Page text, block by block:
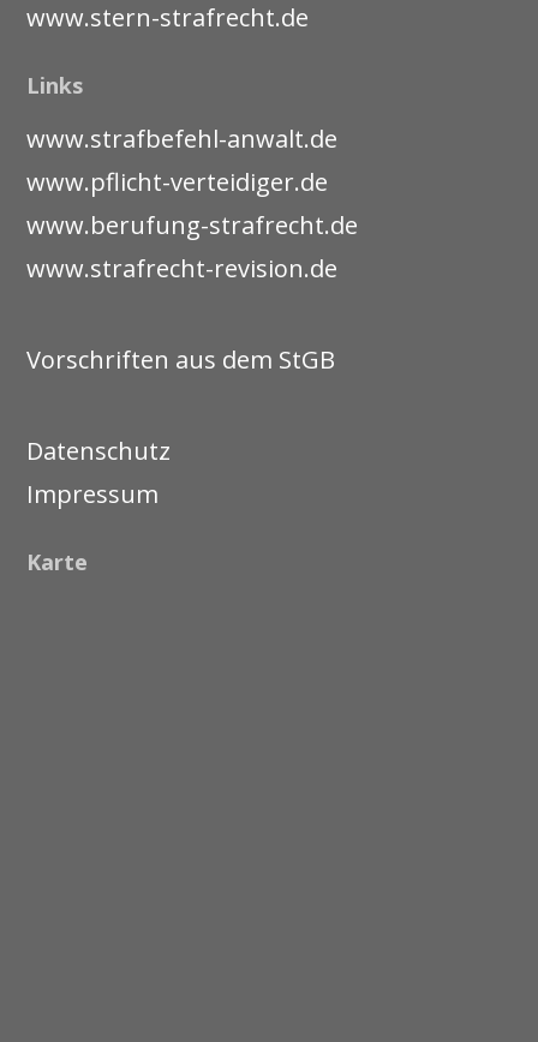
www.stern-strafrecht.de
Links
www.strafbefehl-anwalt.de
www.pflicht-verteidiger.de
www.berufung-strafrecht.de
www.strafrecht-revision.de
Vorschriften aus dem StGB
Datenschutz
Impressum
Karte